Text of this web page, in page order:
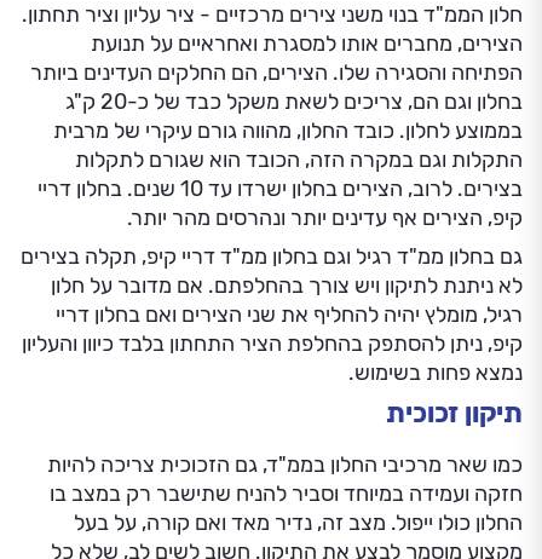
חלון הממ"ד בנוי משני צירים מרכזיים - ציר עליון וציר תחתון.
הצירים, מחברים אותו למסגרת ואחראיים על תנועת
הפתיחה והסגירה שלו. הצירים, הם החלקים העדינים ביותר
בחלון וגם הם, צריכים לשאת משקל כבד של כ-20 ק"ג
בממוצע לחלון. כובד החלון, מהווה גורם עיקרי של מרבית
התקלות וגם במקרה הזה, הכובד הוא שגורם לתקלות
בצירים. לרוב, הצירים בחלון ישרדו עד 10 שנים. בחלון דריי
קיפ, הצירים אף עדינים יותר ונהרסים מהר יותר.
גם בחלון ממ"ד רגיל וגם בחלון ממ"ד דריי קיפ, תקלה בצירים
לא ניתנת לתיקון ויש צורך בהחלפתם. אם מדובר על חלון
רגיל, מומלץ יהיה להחליף את שני הצירים ואם בחלון דריי
קיפ, ניתן להסתפק בהחלפת הציר התחתון בלבד כיוון והעליון
נמצא פחות בשימוש.
תיקון זכוכית
כמו שאר מרכיבי החלון בממ"ד, גם הזכוכית צריכה להיות
חזקה ועמידה במיוחד וסביר להניח שתישבר רק במצב בו
החלון כולו ייפול. מצב זה, נדיר מאד ואם קורה, על בעל
מקצוע מוסמך לבצע את התיקון. חשוב לשים לב, שלא כל